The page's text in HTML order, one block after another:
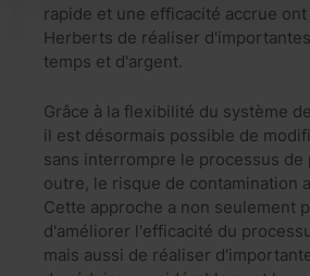
rapide et une efficacité accrue ont
Herberts de réaliser
temps et d'argent.
Grâce à la flexibilité du système
il est désormais possible de
sans interrompre le processus de
outre, le risque de contamination
Cette approche a non seulement
d'améliorer l'efficacité du
mais aussi de réaliser